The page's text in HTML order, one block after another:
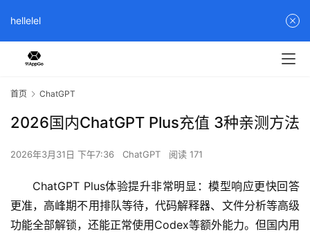
首页 ChatGPT
2026国内ChatGPT Plus充值 3种亲测方法
2026年3月31日 下午7:36 ChatGPT 阅读 171
ChatGPT Plus体验提升非常明显：模型响应更快回答
更准，高峰期不用排队等待，代码解释器、文件分析等高级
功能全部解锁，还能正常使用Codex等额外能力。但国内用
hellelel